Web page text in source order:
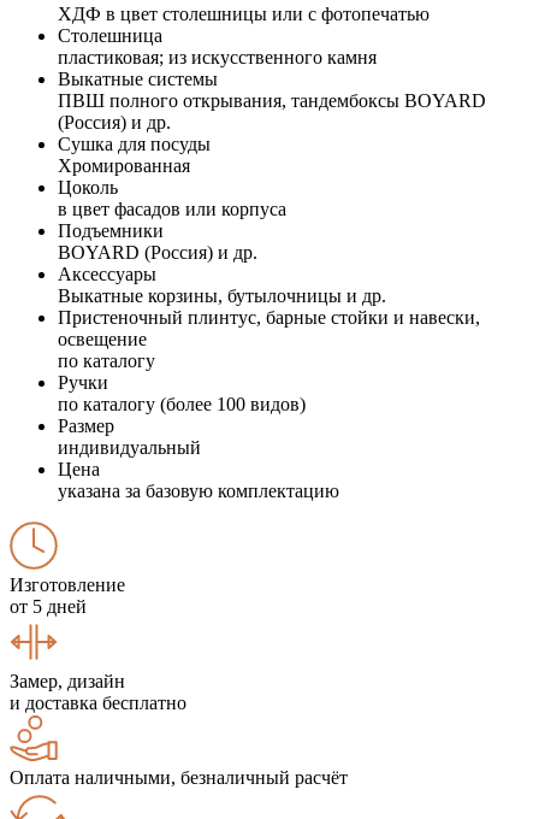
ХДФ в цвет столешницы или с фотопечатью
Столешница
пластиковая; из искусственного камня
Выкатные системы
ПВШ полного открывания, тандембоксы BOYARD
(Россия) и др.
Сушка для посуды
Хромированная
Цоколь
в цвет фасадов или корпуса
Подъемники
BOYARD (Россия) и др.
Аксессуары
Выкатные корзины, бутылочницы и др.
Пристеночный плинтус, барные стойки и навески,
освещение
по каталогу
Ручки
по каталогу (более 100 видов)
Размер
индивидуальный
Цена
указана за базовую комплектацию
Изготовление
от 5 дней
Замер, дизайн
и доставка бесплатно
Оплата наличными, безналичный расчёт